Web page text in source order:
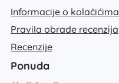
Informacije o kolačićima
Pravila obrade recenzija
Recenzije
Ponuda